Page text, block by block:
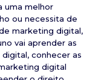
uma melhor
ou necessita de
marketing digital,
vai aprender as
conhecer as
digital